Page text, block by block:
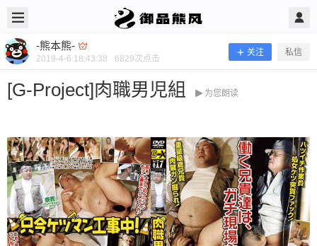
-熊本熊-
2019-4-6 18:43:38 6829次点击
关注 私信
[G-Project]肉職男児組 为您朗读
-熊本熊- @ 御品熊风 2019/4/06